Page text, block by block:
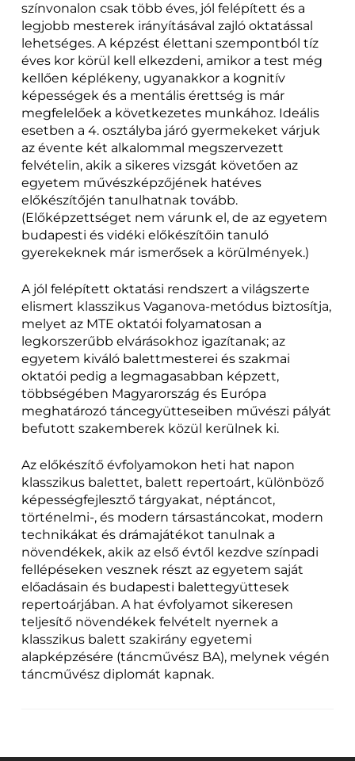
színvonalon csak több éves, jól felépített és a
legjobb mesterek irányításával zajló oktatással
lehetséges. A képzést élettani szempontból tíz
éves kor körül kell elkezdeni, amikor a test még
kellően képlékeny, ugyanakkor a kognitív
képességek és a mentális érettség is már
megfelelőek a következetes munkához. Ideális
esetben a 4. osztályba járó gyermekeket várjuk
az évente két alkalommal megszervezett
felvételin, akik a sikeres vizsgát követően az
egyetem művészképzőjének hatéves
előkészítőjén tanulhatnak tovább.
(Előképzettséget nem várunk el, de az egyetem
budapesti és vidéki előkészítőin tanuló
gyerekeknek már ismerősek a körülmények.)
A jól felépített oktatási rendszert a világszerte
elismert klasszikus Vaganova-metódus biztosítja,
melyet az MTE oktatói folyamatosan a
legkorszerűbb elvárásokhoz igazítanak; az
egyetem kiváló balettmesterei és szakmai
oktatói pedig a legmagasabban képzett,
többségében Magyarország és Európa
meghatározó táncegyütteseiben művészi pályát
befutott szakemberek közül kerülnek ki.
Az előkészítő évfolyamokon heti hat napon
klasszikus balettet, balett repertoárt, különböző
képességfejlesztő tárgyakat, néptáncot,
történelmi-, és modern társastáncokat, modern
technikákat és drámajátékot tanulnak a
növendékek, akik az első évtől kezdve színpadi
fellépéseken vesznek részt az egyetem saját
előadásain és budapesti balettegyüttesek
repertoárjában. A hat évfolyamot sikeresen
teljesítő növendékek felvételt nyernek a
klasszikus balett szakirány egyetemi
alapképzésére (táncművész BA), melynek végén
táncművész diplomát kapnak.